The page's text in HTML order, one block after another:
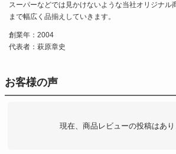
スーパーなどでは見かけないような当社オリジナル
まで幅広く品揃えしていきます。
創業年：2004
代表者：萩原章史
お客様の声
現在、商品レビューの投稿はあり